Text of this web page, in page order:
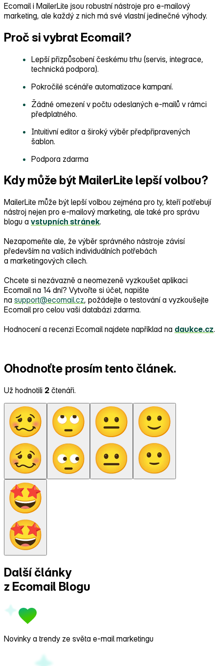
Ecomail i MailerLite jsou robustní nástroje pro e‑mailový
marketing, ale každý z nich má své vlastní jedinečné výhody.
Proč si vybrat Ecomail?
Lepší přizpůsobení českému trhu (servis, integrace,
technická podpora).
Pokročilé scénáře automatizace kampaní.
Žádné omezení v počtu odeslaných e‑mailů v rámci
předplatného.
Intuitivní editor a široký výběr předpřipravených
šablon.
Podpora zdarma
Kdy může být MailerLite lepší volbou?
MailerLite může být lepší volbou zejména pro ty, kteří potřebují
nástroj nejen pro e‑mailový marketing, ale také pro správu
blogu a vstupních stránek.
Nezapomeňte ale, že výběr správného nástroje závisí
především na vašich individuálních potřebách
a marketingových cílech.
Chcete si nezávazně a neomezeně vyzkoušet aplikaci
Ecomail na 14 dní? Vytvořte si účet, napište
na support@ecomail.cz, požádejte o testování a vyzkoušejte
Ecomail pro celou vaši databázi zdarma.
Hodnocení a recenzi Ecomail najdete například na daukce.cz.
Ohodnoťte prosím tento článek.
Už hodnotili 2 čtenáři.
Další články
z Ecomail Blogu
Novinky a trendy ze světa e‑mail marketingu